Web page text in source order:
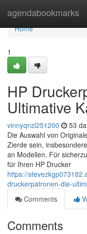
agendabookmarks
Home
Home
1
HP
Ultimative
vinnyqnzl251200 53
Die Auswahl von
Zierde sein,
an Modellen. Für
für Ihren HP Drucker
https://
druckerpatronen-die-
Comments
Comments